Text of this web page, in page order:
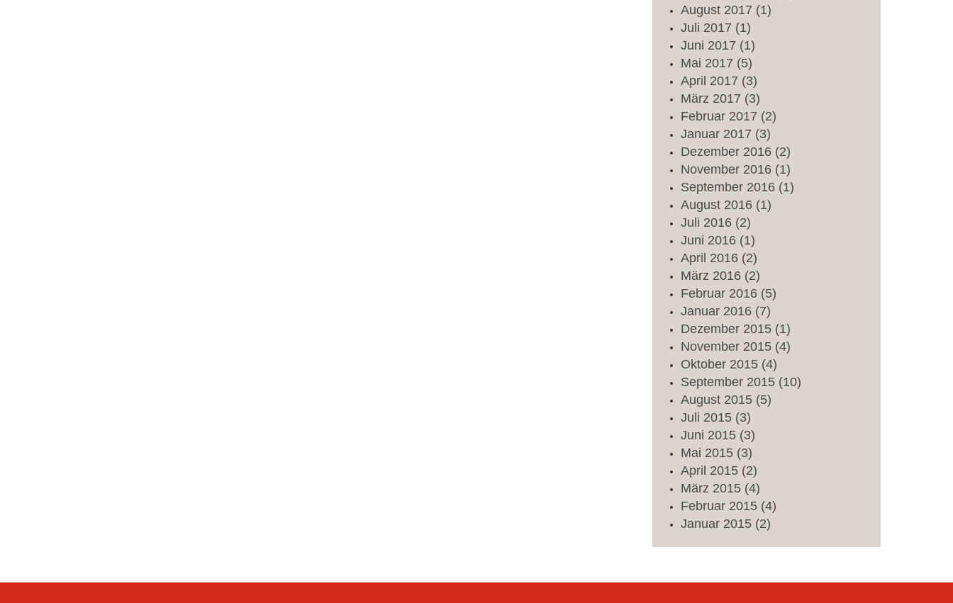
August 2017 (1)
Juli 2017 (1)
Juni 2017 (1)
Mai 2017 (5)
April 2017 (3)
März 2017 (3)
Februar 2017 (2)
Januar 2017 (3)
Dezember 2016 (2)
November 2016 (1)
September 2016 (1)
August 2016 (1)
Juli 2016 (2)
Juni 2016 (1)
April 2016 (2)
März 2016 (2)
Februar 2016 (5)
Januar 2016 (7)
Dezember 2015 (1)
November 2015 (4)
Oktober 2015 (4)
September 2015 (10)
August 2015 (5)
Juli 2015 (3)
Juni 2015 (3)
Mai 2015 (3)
April 2015 (2)
März 2015 (4)
Februar 2015 (4)
Januar 2015 (2)